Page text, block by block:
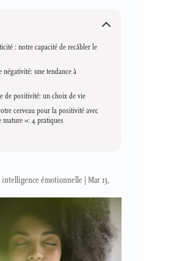
: notre capacité de recâbler le
négativité: une tendance à
de positivité: un choix de vie
cerveau pour la positivité avec
mature »: 4 pratiques
intelligence émotionnelle Mar 13,